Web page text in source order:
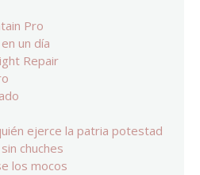
Pro
un día
Repair
ejerce la patria potestad
chuches
los mocos